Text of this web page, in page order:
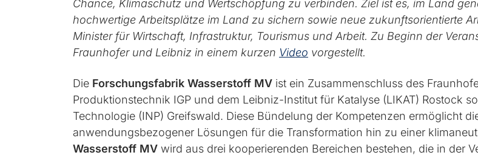
Chance, Klimaschutz und Wertschöpfung zu verbinden. Ziel ist es, im Land
hochwertige Arbeitsplätze im Land zu sichern sowie neue zukunftsorientierte
Minister für Wirtschaft, Infrastruktur, Tourismus und Arbeit. Zu Beginn der
Fraunhofer und Leibniz in einem kurzen Video vorgestellt.
Die Forschungsfabrik Wasserstoff MV ist ein Zusammenschluss des
Produktionstechnik IGP und dem Leibniz-Institut für Katalyse (LIKAT) Rostock
Technologie (INP) Greifswald. Diese Bündelung der Kompetenzen ermöglicht
anwendungsbezogener Lösungen für die Transformation hin zu einer
Wasserstoff MV wird aus drei kooperierenden Bereichen bestehen, die in der